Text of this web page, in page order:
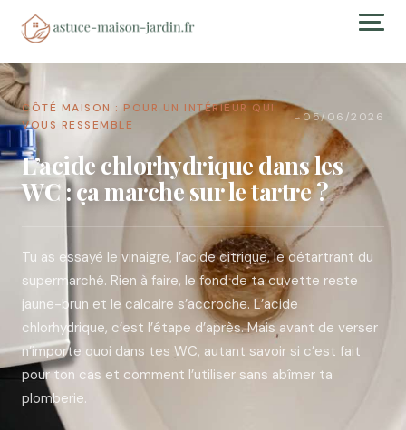
CÔTÉ MAISON : POUR UN INTÉRIEUR QUI
VOUS RESSEMBLE
→ 05/06/2026
L’acide chlorhydrique dans les
WC : ça marche sur le tartre ?
Tu as essayé le vinaigre, l’acide citrique, le détartrant du
supermarché. Rien à faire, le fond de ta cuvette reste
jaune-brun et le calcaire s’accroche. L’acide
chlorhydrique, c’est l’étape d’après. Mais avant de verser
n’importe quoi dans tes WC, autant savoir si c’est fait
pour ton cas et comment l’utiliser sans abîmer ta
plomberie.